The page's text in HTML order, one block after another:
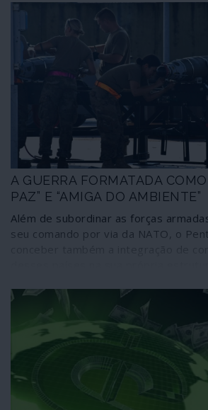
avassaladoras. Mergulham as mãos
espalham uns trocos no apoio a
que mobilizam a consciência de
humanidade. É certo que isso não
cada vez mais ricos, antes pelo
pode levar-lhes a mal? O mundo é
A GUERRA FORMATADA
PAZ” E “AMIGA DO AMBIENTE”
Além de subordinar as forças
seu comando por via da NATO, o
ter. Isso acontece, sobretudo, na
utilização de forças especiais em
As manobras têm decorrido de forma
do controlo da opinião pública, como
com a inserção do Comando das
italianas (Comfose) na estrutura do
Darby, entre Pisa e Livorno. Um